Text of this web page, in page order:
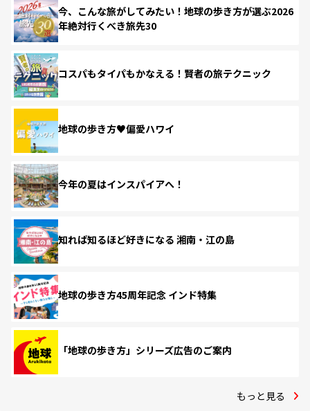
今、こんな旅がしてみたい！地球の歩き方が選ぶ2026
年絶対行くべき旅先30
コスパもタイパもかなえる！賢者の旅テクニック
地球の歩き方♥偏愛ハワイ
今年の夏はインスパイアへ！
知れば知るほど好きになる 湘南・江の島
地球の歩き方45周年記念 インド特集
「地球の歩き方」シリーズ広告のご案内
もっと見る